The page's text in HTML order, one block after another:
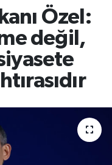
Özel:
değil,
ve Fikstür